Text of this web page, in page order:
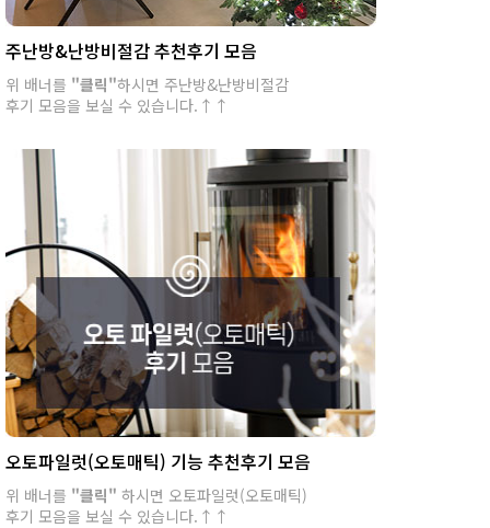
주난방&난방비절감 추천후기 모음
위 배너를 "클릭"하시면 주난방&난방비절감
후기 모음을 보실 수 있습니다.↑↑
오토파일럿(오토매틱) 기능 추천후기 모음
위 배너를 "클릭" 하시면 오토파일럿(오토매틱)
후기 모음을 보실 수 있습니다.↑↑